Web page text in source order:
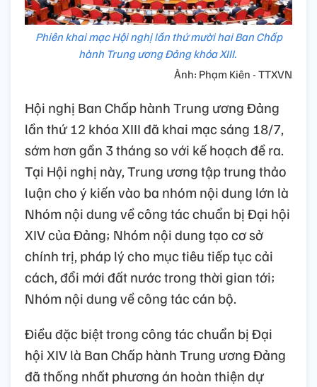
Phiên khai mạc Hội nghị lần thứ mười hai Ban Chấp
hành Trung ương Đảng khóa XIII.
Ảnh: Phạm Kiên - TTXVN
Hội nghị Ban Chấp hành Trung ương Đảng
lần thứ 12 khóa XIII đã khai mạc sáng 18/7,
sớm hơn gần 3 tháng so với kế hoạch đề ra.
Tại Hội nghị này, Trung ương tập trung thảo
luận cho ý kiến vào ba nhóm nội dung lớn là
Nhóm nội dung về công tác chuẩn bị Đại hội
XIV của Đảng; Nhóm nội dung tạo cơ sở
chính trị, pháp lý cho mục tiêu tiếp tục cải
cách, đổi mới đất nước trong thời gian tới;
Nhóm nội dung về công tác cán bộ.
Điều đặc biệt trong công tác chuẩn bị Đại
hội XIV là Ban Chấp hành Trung ương Đảng
đã thống nhất phương án hoàn thiện dự